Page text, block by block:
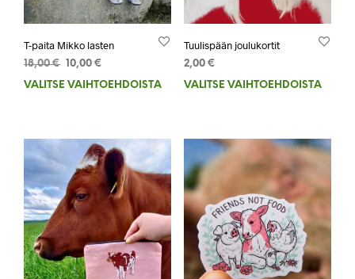
T-paita Mikko lasten
18,00€ Alkuperäinen
hinta
10,00 €
hinta
VALITSE VAIHTOEHDOISTA
Tällä
useampi
muunnelma.
Voit
tehdä
valinnat
tuotteen
sivulla.
Tuulispään joulukortit
2,00 €
VALITSE VAIHTOEHDOISTA